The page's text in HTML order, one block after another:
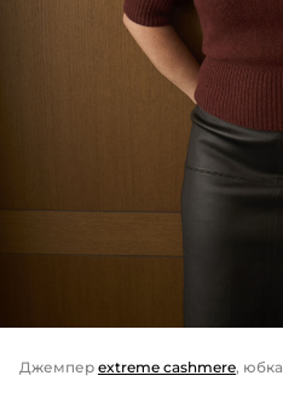
Джемпер extreme cashmere, юбка